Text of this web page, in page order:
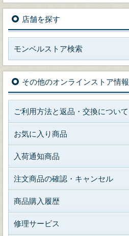
店舗を探す
モンベルストア検索
その他のオンラインストア情報
ご利用方法と返品・交換について
お気に入り商品
入荷通知商品
注文商品の確認・キャンセル
商品購入履歴
修理サービス